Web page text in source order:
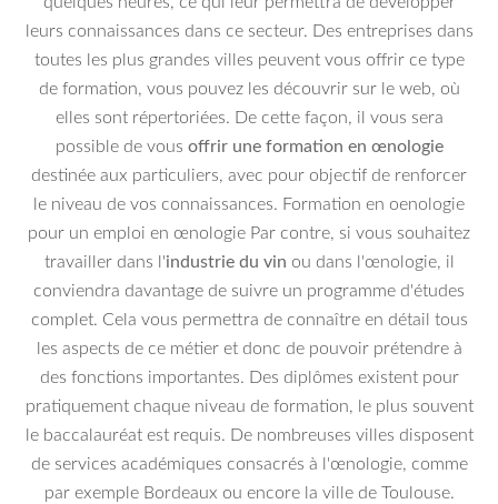
leurs connaissances dans ce secteur. Des entreprises dans
toutes les plus grandes villes peuvent vous offrir ce type
de formation, vous pouvez les découvrir sur le web, où
elles sont répertoriées. De cette façon, il vous sera
possible de vous offrir une formation en œnologie
destinée aux particuliers, avec pour objectif de renforcer
le niveau de vos connaissances. Formation en oenologie
pour un emploi en œnologie Par contre, si vous souhaitez
travailler dans l'industrie du vin ou dans l'œnologie, il
conviendra davantage de suivre un programme d'études
complet. Cela vous permettra de connaître en détail tous
les aspects de ce métier et donc de pouvoir prétendre à
des fonctions importantes. Des diplômes existent pour
pratiquement chaque niveau de formation, le plus souvent
le baccalauréat est requis. De nombreuses villes disposent
de services académiques consacrés à l'œnologie, comme
par exemple Bordeaux ou encore la ville de Toulouse.